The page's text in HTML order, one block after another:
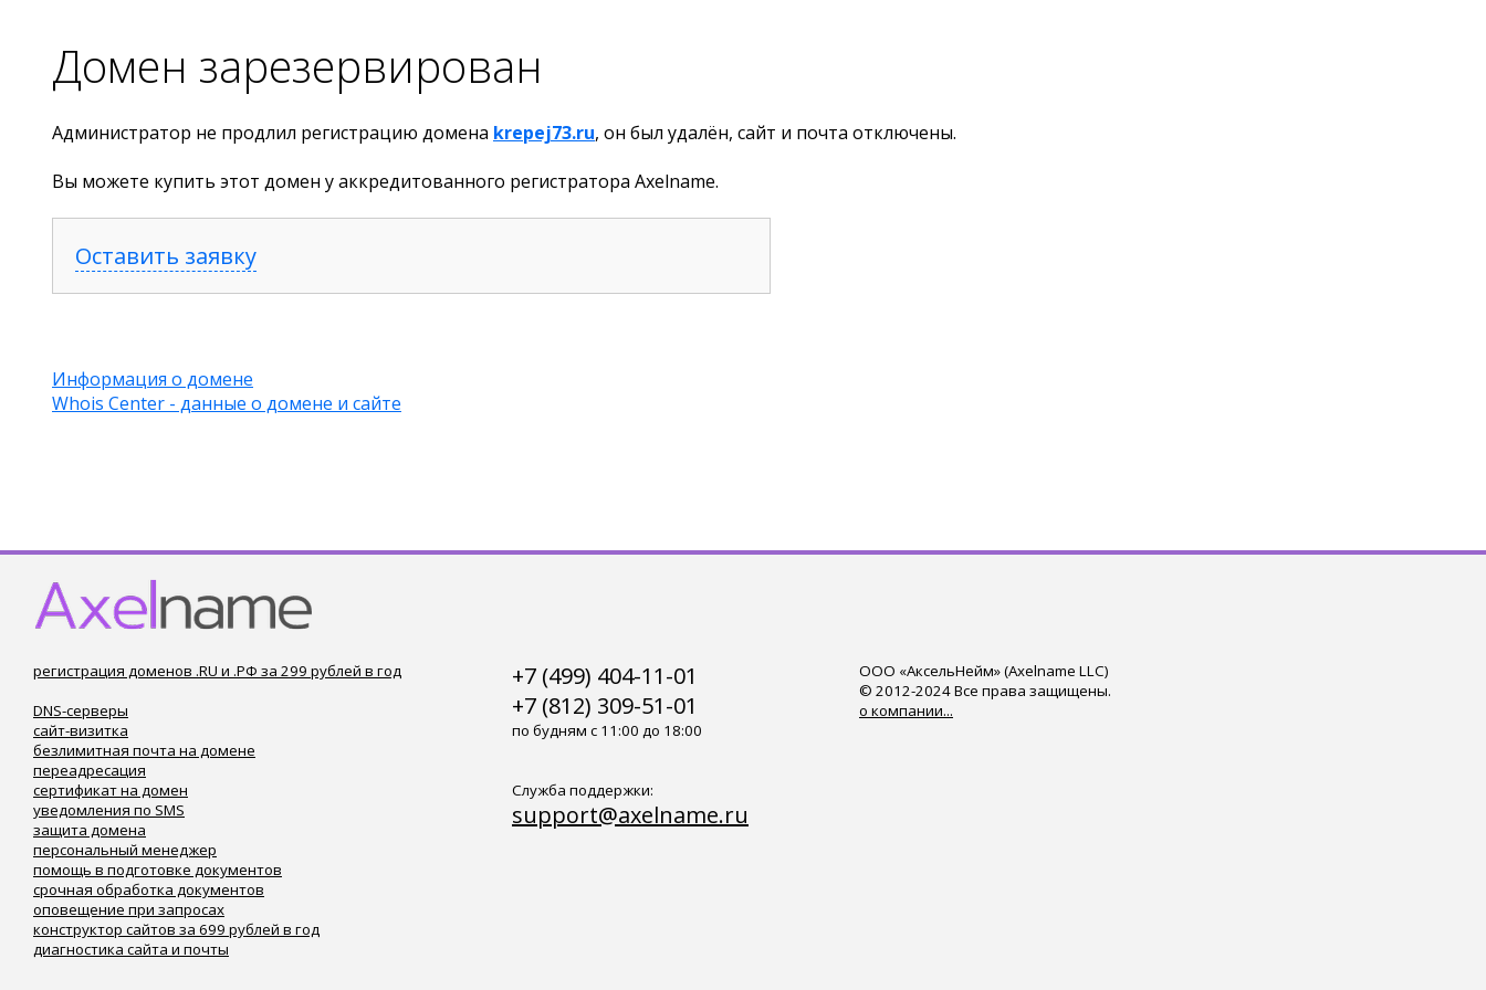
Домен зарезервирован
Администратор не продлил регистрацию домена krepej73.ru, он был удалён, сайт и почта отключены.
Вы можете купить этот домен у аккредитованного регистратора Axelname.
Оставить заявку
Информация о домене
Whois Center - данные о домене и сайте
регистрация доменов .RU и .РФ за 299 рублей в год
DNS-серверы
сайт-визитка
безлимитная почта на домене
переадресация
сертификат на домен
уведомления по SMS
защита домена
персональный менеджер
помощь в подготовке документов
срочная обработка документов
оповещение при запросах
конструктор сайтов за 699 рублей в год
диагностика сайта и почты
+7 (499) 404-11-01
+7 (812) 309-51-01
по будням с 11:00 до 18:00
Служба поддержки:
support@axelname.ru
ООО «АксельНейм» (Axelname LLC)
© 2012-2024 Все права защищены.
о компании...